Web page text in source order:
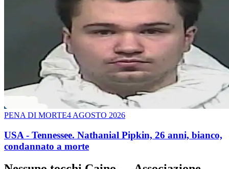
PENA DI MORTE4 AGOSTO 2026
USA - Tennessee. Nathanial Pipkin, 26 anni, bianco,
condannato a morte